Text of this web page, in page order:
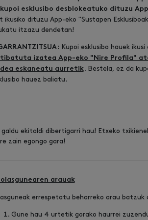
kupoi esklusibo desblokeatuko dituzu
ikusiko dituzu App-eko "Sustapen
itzazu dendetan!
Kupoi esklusibo hauek
izatea App-eko "Nire Profila"
eskaneatu aurretik. Bestela, ez da
hauez baliatu.
galdu ekitaldi dibertigarri hau! Etxeko
zain egongo gara!
arauak
errespetatu beharreko arau batzuk
Gune hau 4 urtetik gorako haurrei